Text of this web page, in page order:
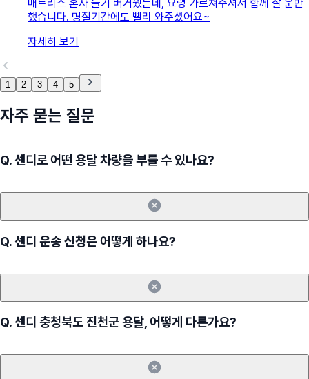
매트리스 혼자 들기 버거웠는데, 요령 가르쳐주셔서 함께 잘 운반
했습니다. 명절기간에도 빨리 와주셨어요~
자세히 보기
1 2 3 4 5
자주 묻는 질문
Q.센디로 어떤 용달 차량을 부를 수 있나요?
Q.센디 운송 신청은 어떻게 하나요?
Q.센디 충청북도 진천군 용달, 어떻게 다른가요?